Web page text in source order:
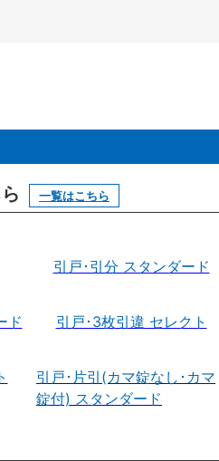
一覧はこちら
引戸･引分 スタンダード
ド 引戸･3枚引違 セレクト
引戸･片引(カマ錠なし･カマ
錠付) スタンダード